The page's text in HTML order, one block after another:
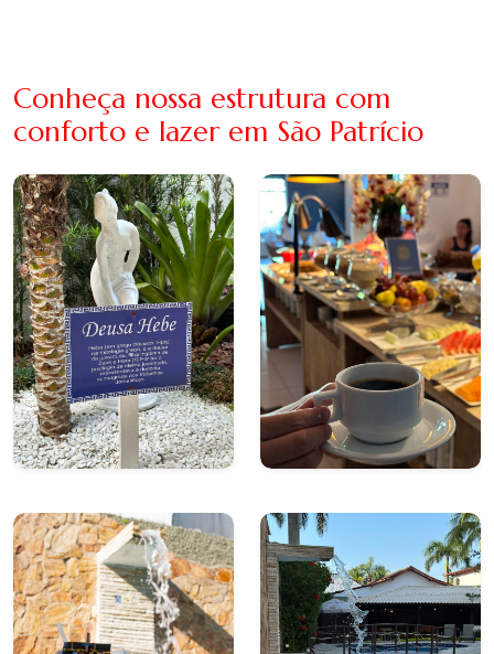
Conheça nossa estrutura com
conforto e lazer em São Patrício